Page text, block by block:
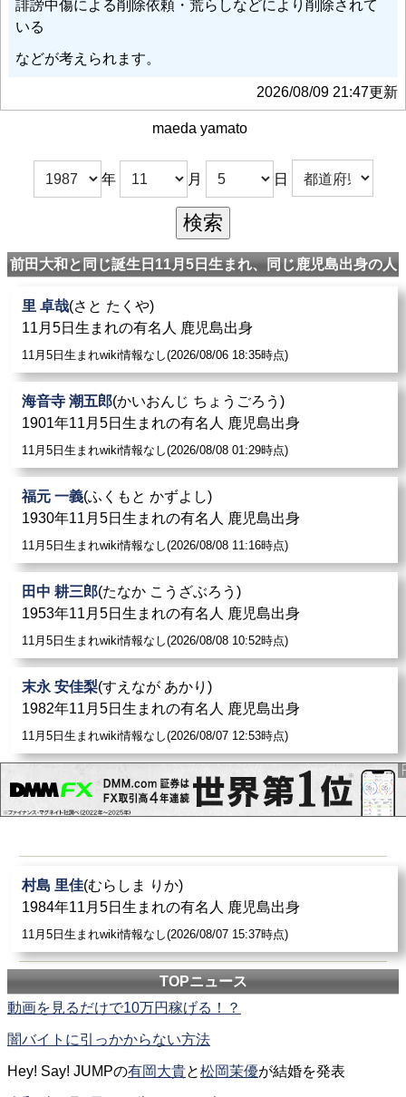
誹謗中傷による削除依頼・荒らしなどにより削除されて
いる
などが考えられます。
2026/08/09 21:47更新
maeda yamato
年 月 日
前田大和と同じ誕生日11月5日生まれ、同じ鹿児島出身の人
里 卓哉(さと たくや)
11月5日生まれの有名人 鹿児島出身
11月5日生まれwiki情報なし(2026/08/06 18:35時点)
海音寺 潮五郎(かいおんじ ちょうごろう)
1901年11月5日生まれの有名人 鹿児島出身
11月5日生まれwiki情報なし(2026/08/08 01:29時点)
福元 一義(ふくもと かずよし)
1930年11月5日生まれの有名人 鹿児島出身
11月5日生まれwiki情報なし(2026/08/08 11:16時点)
田中 耕三郎(たなか こうざぶろう)
1953年11月5日生まれの有名人 鹿児島出身
11月5日生まれwiki情報なし(2026/08/08 10:52時点)
末永 安佳梨(すえなが あかり)
1982年11月5日生まれの有名人 鹿児島出身
11月5日生まれwiki情報なし(2026/08/07 12:53時点)
村島 里佳(むらしま りか)
1984年11月5日生まれの有名人 鹿児島出身
11月5日生まれwiki情報なし(2026/08/07 15:37時点)
TOPニュース
動画を見るだけで10万円稼げる！？
闇バイトに引っかからない方法
Hey! Say! JUMPの有岡大貴と松岡茉優が結婚を発表